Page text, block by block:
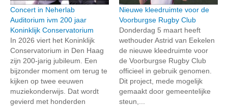
Concert in Neherlab
Auditorium ivm 200 jaar
Koninklijk Conservatorium
In 2026 viert het Koninklijk
Conservatorium in Den Haag
zijn 200-jarig jubileum. Een
bijzonder moment om terug te
kijken op twee eeuwen
muziekonderwijs. Dat wordt
gevierd met honderden
Nieuwe kleedruimte voor de
Voorburgse Rugby Club
Donderdag 5 maart heeft
wethouder Astrid van Eekelen
de nieuwe kleedruimte voor
de Voorburgse Rugby Club
officieel in gebruik genomen.
Dit project, mede mogelijk
gemaakt door gemeentelijke
steun,...